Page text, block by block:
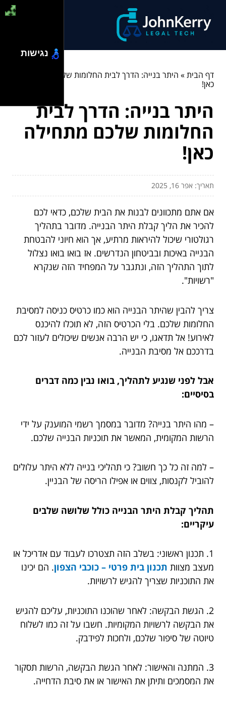
דף הבית» היתר בנייה: הדרך לבית החלומות שלכם מתחילה
כאן!
היתר בנייה: הדרך לבית
החלומות שלכם מתחילה
כאן!
תאריך: אפר 16, 2025
אם אתם מתכוונים לבנות את הבית שלכם, כדאי לכם
להכיר את הליך קבלת היתר הבנייה. מדובר בתהליך
רגולטורי שיכול להיראות מרתיע, אך הוא חיוני להבטחת
הבנייה באיכות ובביטחון הנדרשים. אז בואו בואו נצלול
לתוך התהליך הזה, ונתגבר על המפחיד הזה שנקרא
"רשויות".
צריך להבין שהיתר הבנייה הוא כמו כרטיס כניסה למסיבת
החלומות שלכם. בלי הכרטיס הזה, לא תוכלו להיכנס
לאירוע! אל תדאגו, כי יש הרבה אנשים שיכולים לעזור לכם
בדרככם אל מסיבת הבנייה.
אבל לפני שנגיע לתהליך, בואו נבין כמה דברים
בסיסיים:
– מהו היתר בנייה? מדובר במסמך רשמי המוענק על ידי
הרשות המקומית, המאשר את תוכניות הבנייה שלכם.
– למה זה כל כך חשוב? כי תהליכי בנייה ללא היתר עלולים
להוביל לקנסות, צווים או אפילו הריסה של הבניין.
תהליך קבלת היתר הבנייה כולל שלושה שלבים
עיקריים:
1. תכנון ראשוני: בשלב הזה תצטרכו לעבוד עם אדריכל או
מעצב מצוות תכנון בית פרטי – כוכבי הצפון. הם יכינו
את התוכניות שצריך להגיש לרשויות.
2. הגשת הבקשה: לאחר שהוכנו התוכניות, עליכם להגיש
את הבקשה לרשויות המקומיות. חשבו על זה כמו לשלוח
טיוטה של סיפור שלכם, ולחכות לפידבק.
3. המתנה והאישור: לאחר הגשת הבקשה, הרשות תסקור
את המסמכים ותיתן את האישור או את סיבת הדחייה.
נגישות